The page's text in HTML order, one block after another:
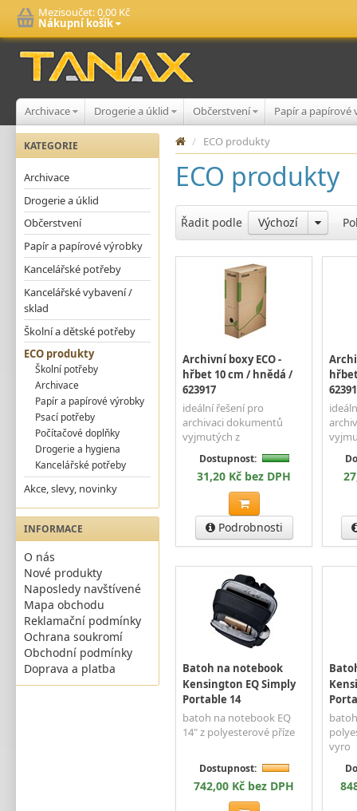
Mezisoučet:0,00 Kč
Nákupní košík
Archivace Drogerie a úklid Občerstvení Papír a
KATEGORIE
Archivace
Drogerie a úklid
Občerstvení
Papír a papírové výrobky
Kancelářské potřeby
Kancelářské vybavení /
sklad
Školní a dětské potřeby
ECO produkty
Školní potřeby
Archivace
Papír a papírové výrobky
Psací potřeby
Počítačové doplňky
Drogerie a hygiena
Kancelářské potřeby
Akce, slevy, novinky
INFORMACE
O nás
Nové produkty
Naposledy navštívené
Mapa obchodu
Reklamační podmínky
Ochrana soukromí
Obchodní podmínky
Doprava a platba
/ ECO produkty
ECO produkty
Řadit podle Výchozí
Archivní boxy ECO -
hřbet 10 cm / hnědá /
623917
ideální řešení pro
archivaci dokumentů
vyjmutých z
Dostupnost:
31,20 Kč bez DPH
Podrobnosti
Batoh na notebook
Kensington EQ Simply
Portable 14
batoh na notebook EQ
14" z polyesterové příze
Dostupnost:
742,00 Kč bez DPH
vyro